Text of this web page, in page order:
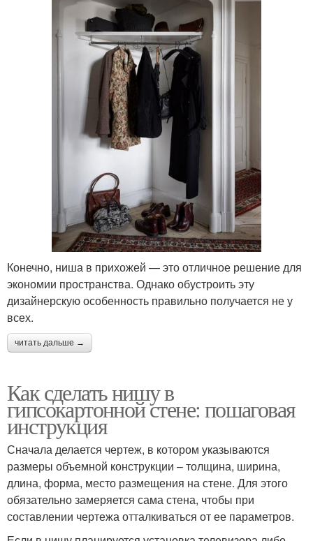
Конечно, ниша в прихожей — это отличное решение для
экономии пространства. Однако обустроить эту
дизайнерскую особенность правильно получается не у
всех.
читать дальше →
Как сделать нишу в
гипсокартонной стене: пошаговая
инструкция
Сначала делается чертеж, в котором указываются
размеры объемной конструкции – толщина, ширина,
длина, форма, место размещения на стене. Для этого
обязательно замеряется сама стена, чтобы при
составлении чертежа отталкиваться от ее параметров.